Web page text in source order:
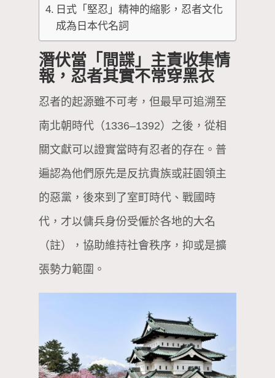
日式「堅忍」精神的縮影，忍者文化
成為日本代名詞
潛伏當「間諜」主責收集情
報，忍者其實不常穿黑衣
忍者的起源雖不可考，但最早可追溯至
南北朝時代（1336–1392）之後，從相
關文獻可以證實當時有忍者的存在。普
遍認為他們原先是反抗貴族或莊園領主
的惡黨，後來到了室町時代、戰國時
代，才以傭兵身份受僱於各地的大名
（註），協助維持社會秩序，抑或是擴
張勢力範圍。